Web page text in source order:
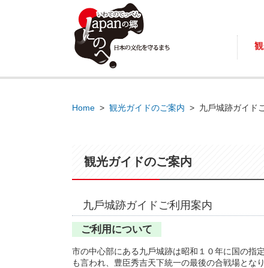
Home > 観光ガイドのご案内 > 九⼾城跡ガイド
観光ガイドのご案内
九⼾城跡ガイドご利⽤案内
ご利⽤について
市の中⼼部にある九⼾城跡は昭和１０年に国の指
も⾔われ、豊⾂秀吉天下統⼀の最後の合戦場とな